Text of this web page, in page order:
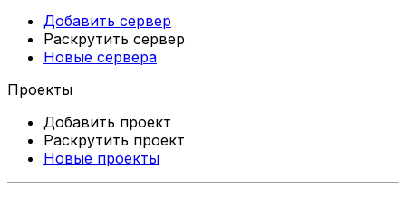
Добавить сервер
Раскрутить сервер
Новые сервера
Проекты
Добавить проект
Раскрутить проект
Новые проекты